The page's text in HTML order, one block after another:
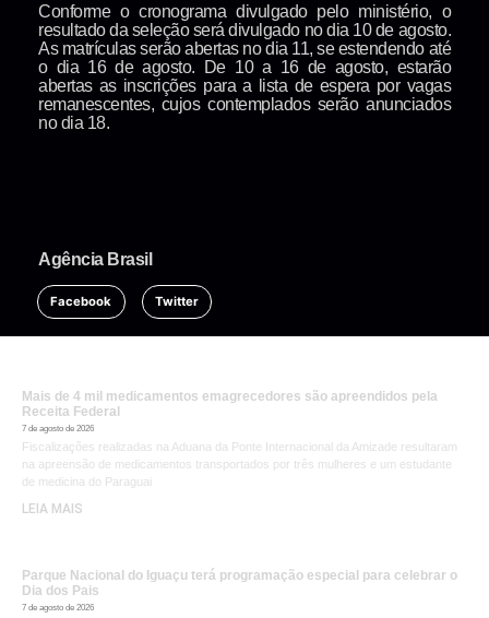
Conforme o cronograma divulgado pelo ministério, o
resultado da seleção será divulgado no dia 10 de agosto.
As matrículas serão abertas no dia 11, se estendendo até
o dia 16 de agosto. De 10 a 16 de agosto, estarão
abertas as inscrições para a lista de espera por vagas
remanescentes, cujos contemplados serão anunciados
no dia 18.
Agência Brasil
Facebook Twitter
Mais de 4 mil medicamentos emagrecedores são apreendidos pela
Receita Federal
7 de agosto de 2026
Fiscalizações realizadas na Aduana da Ponte Internacional da Amizade resultaram
na apreensão de medicamentos transportados por três mulheres e um estudante
de medicina do Paraguai
LEIA MAIS
Parque Nacional do Iguaçu terá programação especial para celebrar o
Dia dos Pais
7 de agosto de 2026